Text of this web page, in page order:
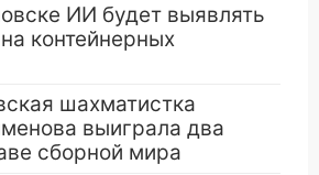
ИИ будет выявлять
контейнерных
шахматистка
выиграла два
сборной мира